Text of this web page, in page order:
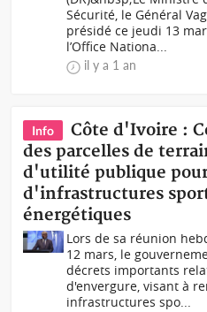
Sécurité, le Général
présidé ce jeudi 13
l’Office Nationa...
il y a 1 an
Info
Côte d'Ivoire :
des parcelles de
d'utilité publique
d'infrastructures
énergétiques
Lors de sa réunion
12 mars, le
décrets importants
d'envergure, visant à
infrastructures spo...